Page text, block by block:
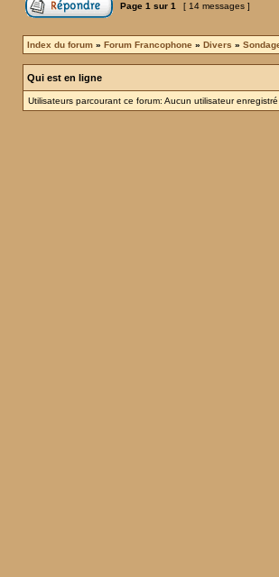
Page 1 sur 1 [ 14 messages ]
Index du forum » Forum Francophone » Divers »
Qui est en ligne
Utilisateurs parcourant ce forum: Aucun utilisateur